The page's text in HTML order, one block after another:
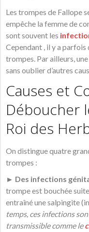
Les trompes de Fallope
empêche la femme de
sont souvent les
Cependant , il y a parfois
trompes. Par ailleurs,
sans oublier d’autres
Causes et
Déboucher
Roi des
On distingue quatre
trompes :
► Des infections
trompe est bouchée
entraîné une salpingite
temps, ces infections
transmissible comme le